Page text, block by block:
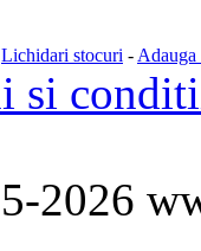
Lichidari stocuri - Adauga
si
2026